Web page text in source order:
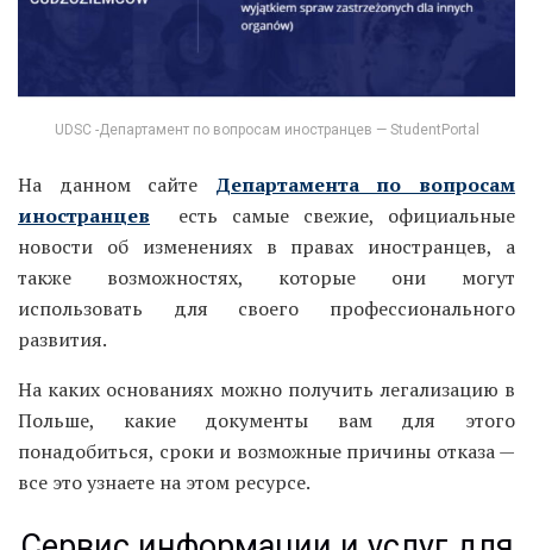
UDSC -Департамент по вопросам иностранцев — StudentPortal
На данном сайте Департамента по вопросам
иностранцев есть самые свежие, официальные
новости об изменениях в правах иностранцев, а
также возможностях, которые они могут
использовать для своего профессионального
развития.
На каких основаниях можно получить легализацию в
Польше, какие документы вам для этого
понадобиться, сроки и возможные причины отказа —
все это узнаете на этом ресурсе.